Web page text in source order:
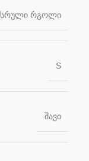
სრული რგოლი
S
შავი